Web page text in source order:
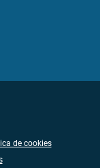
de cookies